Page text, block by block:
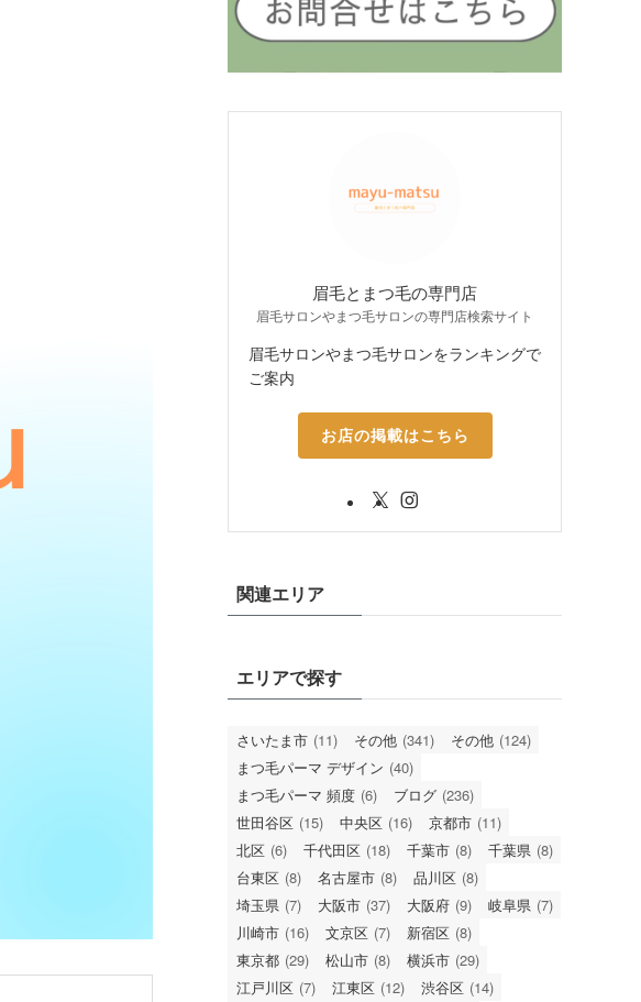
眉毛とまつ毛の専門店
眉毛サロンやまつ毛サロンの専門店検索サイト
眉毛サロンやまつ毛サロンをランキングで
ご案内
お店の掲載はこちら
関連エリア
エリアで探す
さいたま市 (11) その他 (341) その他 (124)
まつ毛パーマ デザイン (40)
まつ毛パーマ 頻度 (6) ブログ (236)
世田谷区 (15) 中央区 (16) 京都市 (11)
北区 (6) 千代田区 (18) 千葉市 (8) 千葉県 (8)
台東区 (8) 名古屋市 (8) 品川区 (8)
埼玉県 (7) 大阪市 (37) 大阪府 (9) 岐阜県 (7)
川崎市 (16) 文京区 (7) 新宿区 (8)
東京都 (29) 松山市 (8) 横浜市 (29)
江戸川区 (7) 江東区 (12) 渋谷区 (14)